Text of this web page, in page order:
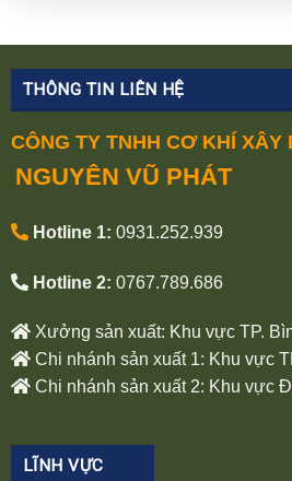
THÔNG TIN LIÊN HỆ
CÔNG TY TNHH CƠ KHÍ XÂY
NGUYÊN VŨ PHÁT
Hotline 1: 0931.252.939
Hotline 2: 0767.789.686
Xưởng sản xuất: Khu vực TP.
Chi nhánh sản xuất 1: Khu vực
Chi nhánh sản xuất 2: Khu vực
LĨNH VỰC